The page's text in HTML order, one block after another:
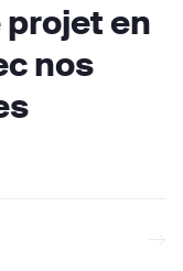
projet en
nos